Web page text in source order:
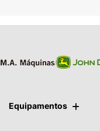
Equipamentos